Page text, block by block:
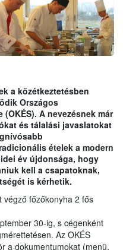
a közétkeztetésben
Országos
A nevezésnek már
és tálalási javaslatokat
ételek a modern
év újdonsága, hogy
kell a csapatoknak,
is kérhetik.
végző főzőkonyha 2 fős
30-ig, s cégenként
Az OKÉS
a dokumentumokat (menü,